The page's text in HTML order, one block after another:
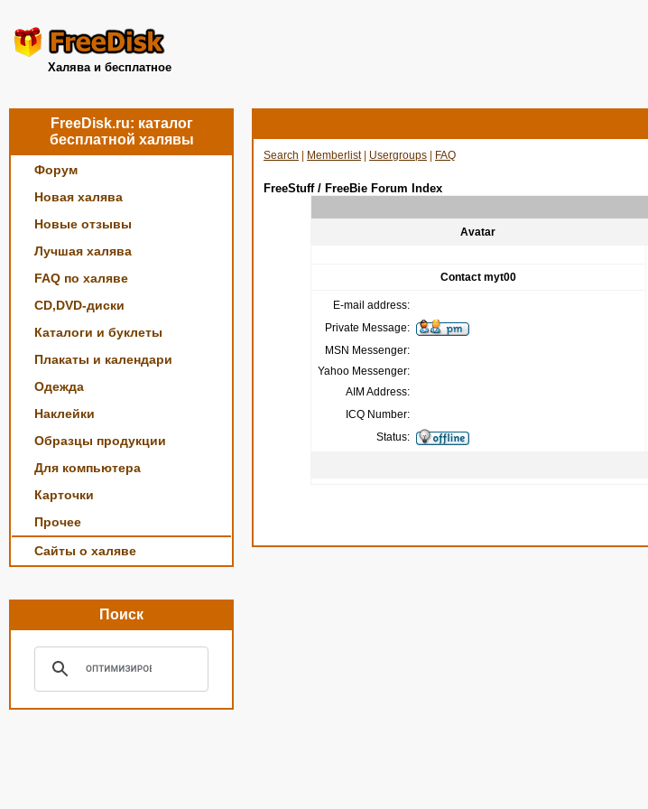
Халява и бесплатное
FreeDisk.ru: каталог
бесплатной халявы
Форум
Новая халява
Новые отзывы
Лучшая халява
FAQ по халяве
CD,DVD-диски
Каталоги и буклеты
Плакаты и календари
Одежда
Наклейки
Образцы продукции
Для компьютера
Карточки
Прочее
Сайты о халяве
Поиск
Search Memberlist| Usergroups FAQ
FreeStuff / FreeBie Forum Index
Avatar
Contact myt00
E-mail address:
Private Message:
MSN Messenger:
Yahoo Messenger:
AIM Address:
ICQ Number:
Status: